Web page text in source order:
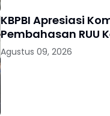
KBPBI Apresiasi
Pembahasan RUU
Agustus 09, 2026